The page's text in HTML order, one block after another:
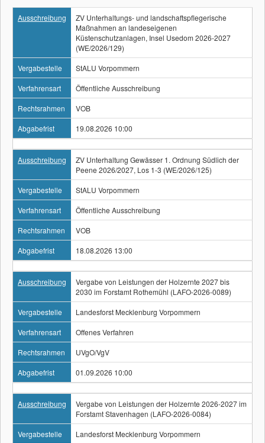
Ausschreibung
ZV Unterhaltungs- und landschaftspflegerische
Maßnahmen an landeseigenen
Küstenschutzanlagen, Insel Usedom 2026-2027
(WE/2026/129)
Vergabestelle
StALU Vorpommern
Verfahrensart
Öffentliche Ausschreibung
Rechtsrahmen
VOB
Abgabefrist
19.08.2026 10:00
Ausschreibung
ZV Unterhaltung Gewässer 1. Ordnung Südlich der
Peene 2026/2027, Los 1-3 (WE/2026/125)
Vergabestelle
StALU Vorpommern
Verfahrensart
Öffentliche Ausschreibung
Rechtsrahmen
VOB
Abgabefrist
18.08.2026 13:00
Ausschreibung
Vergabe von Leistungen der Holzernte 2027 bis
2030 im Forstamt Rothemühl (LAFO-2026-0089)
Vergabestelle
Landesforst Mecklenburg Vorpommern
Verfahrensart
Offenes Verfahren
Rechtsrahmen
UVgO/VgV
Abgabefrist
01.09.2026 10:00
Ausschreibung
Vergabe von Leistungen der Holzernte 2026-2027 im
Forstamt Stavenhagen (LAFO-2026-0084)
Vergabestelle
Landesforst Mecklenburg Vorpommern